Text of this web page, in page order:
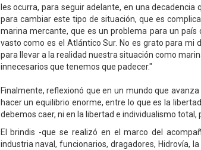
les ocurra, para seguir adelante, en una
para cambiar este tipo de situación, que es
marina mercante, que es un problema para un
vasto como es el Atlántico Sur. No es grato para
para llevar a la realidad nuestra situación como
innecesarios que tenemos que padecer."
Finalmente, reflexionó que en un mundo que
hacer un equilibrio enorme, entre lo que es la
debemos caer, ni en la libertad e individualismo total,
El brindis -que se realizó en el marco del
industria naval, funcionarios, dragadores, Hidrovía,